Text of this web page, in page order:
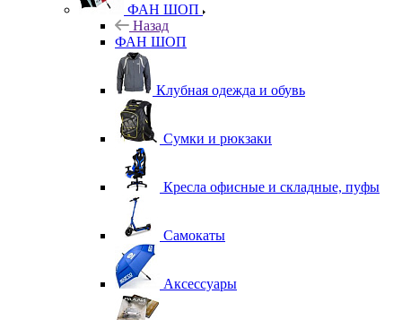
ФАН ШОП
Назад
ФАН ШОП
Клубная одежда и обувь
Сумки и рюкзаки
Кресла офисные и складные, пуфы
Самокаты
Аксессуары